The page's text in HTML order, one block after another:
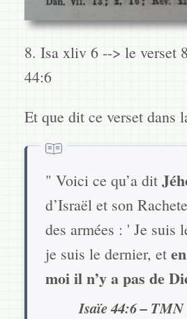
8. Isa xliv 6 --> le verset
44:6
Et que dit ce verset dans
" Voici ce qu’a dit
d’Israël et son
des armées : ' Je suis
je suis le dernier, et
moi il n’y a pas de
Isaïe 44:6 –